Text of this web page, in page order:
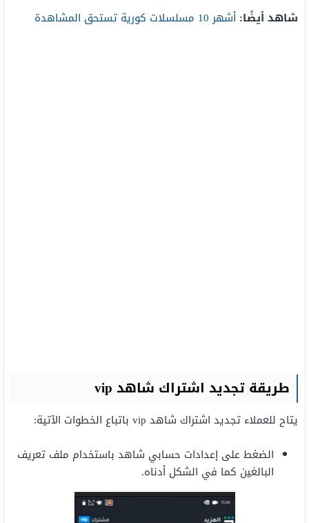
شاهد أيضًا: أشهر 10 مسلسلات كورية تستحق المشاهدة
طريقة تجديد اشتراك شاهد vip
يتاح للعملاء تجديد اشتراك شاهد vip باتباع الخطوات الآتية:
الضغط على إعدادات حسابي شاهد باستخدام ملف تعريف
البالغين كما في الشكل أدناه.